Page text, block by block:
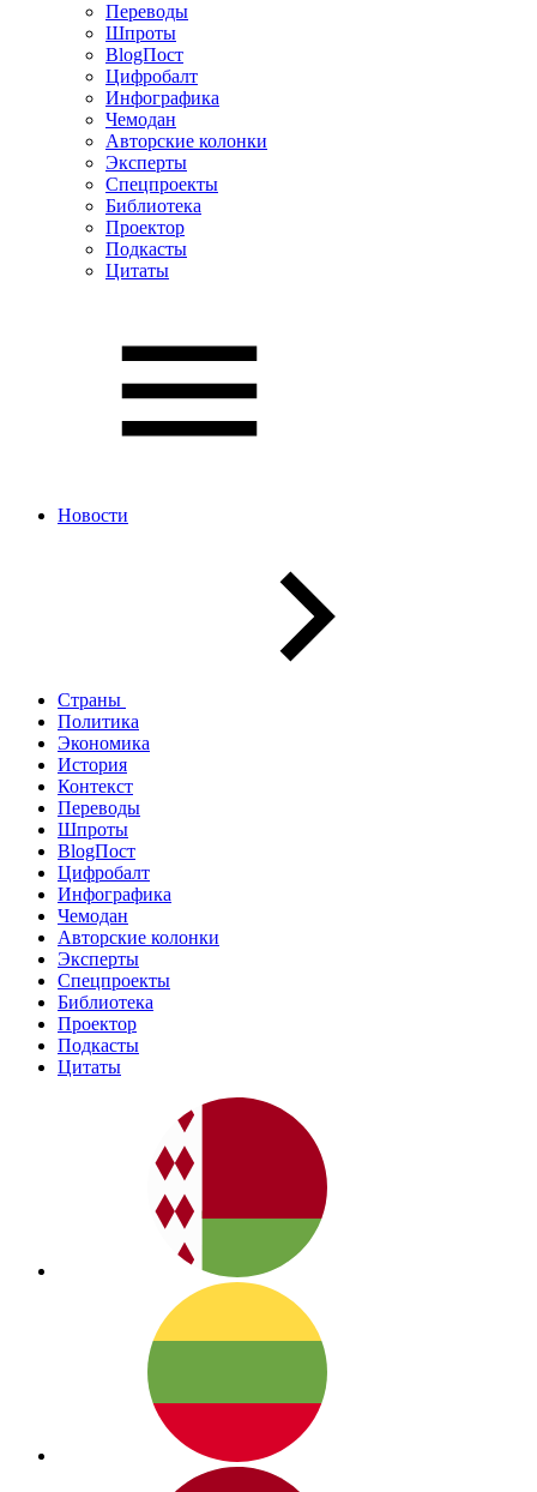
Переводы
Шпроты
BlogПост
Цифробалт
Инфографика
Чемодан
Авторские колонки
Эксперты
Спецпроекты
Библиотека
Проектор
Подкасты
Цитаты
Новости
Страны
Политика
Экономика
История
Контекст
Переводы
Шпроты
BlogПост
Цифробалт
Инфографика
Чемодан
Авторские колонки
Эксперты
Спецпроекты
Библиотека
Проектор
Подкасты
Цитаты